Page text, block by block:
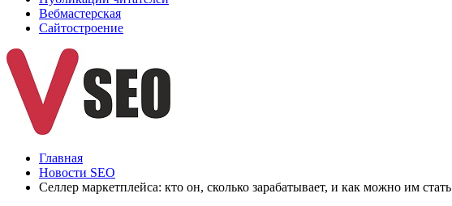
Вебмастерская
Сайтостроение
Главная
Новости SEO
Селлер маркетплейса: кто он, сколько зарабатывает, и как можно им стать